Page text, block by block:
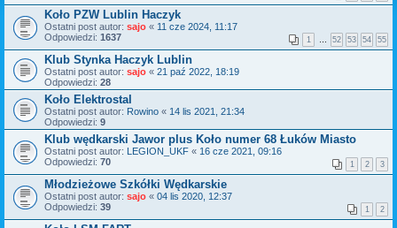
Koło PZW Lublin Haczyk
Ostatni post autor: sajo « 11 cze 2024, 11:17
Odpowiedzi: 1637 1 52 53 54 55
Klub Stynka Haczyk Lublin
Ostatni post autor: sajo « 21 paź 2022, 18:19
Odpowiedzi: 28
Koło Elektrostal
Ostatni post autor: Rowino « 14 lis 2021, 21:34
Odpowiedzi: 9
Klub wędkarski Jawor plus Koło numer 68 Łuków Miasto
Ostatni post autor: LEGION_UKF « 16 cze 2021, 09:16
Odpowiedzi: 70 1 2 3
Młodzieżowe Szkółki Wędkarskie
Ostatni post autor: sajo « 04 lis 2020, 12:37
Odpowiedzi: 39 1 2